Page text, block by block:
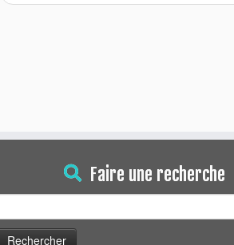
Faire une recherche